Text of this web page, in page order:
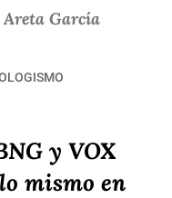
García
y VOX
mismo en